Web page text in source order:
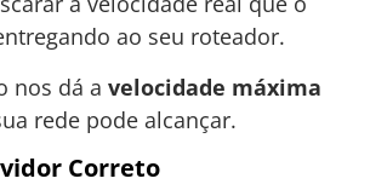
ao seu roteador.
nos dá a velocidade máxima
rede pode alcançar.
Correto